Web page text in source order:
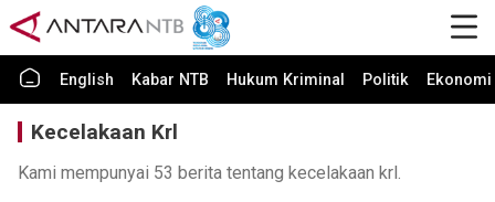
English Kabar NTB Hukum Kriminal Politik
Kecelakaan Krl
Kami mempunyai 53 berita tentang kecelakaan krl.